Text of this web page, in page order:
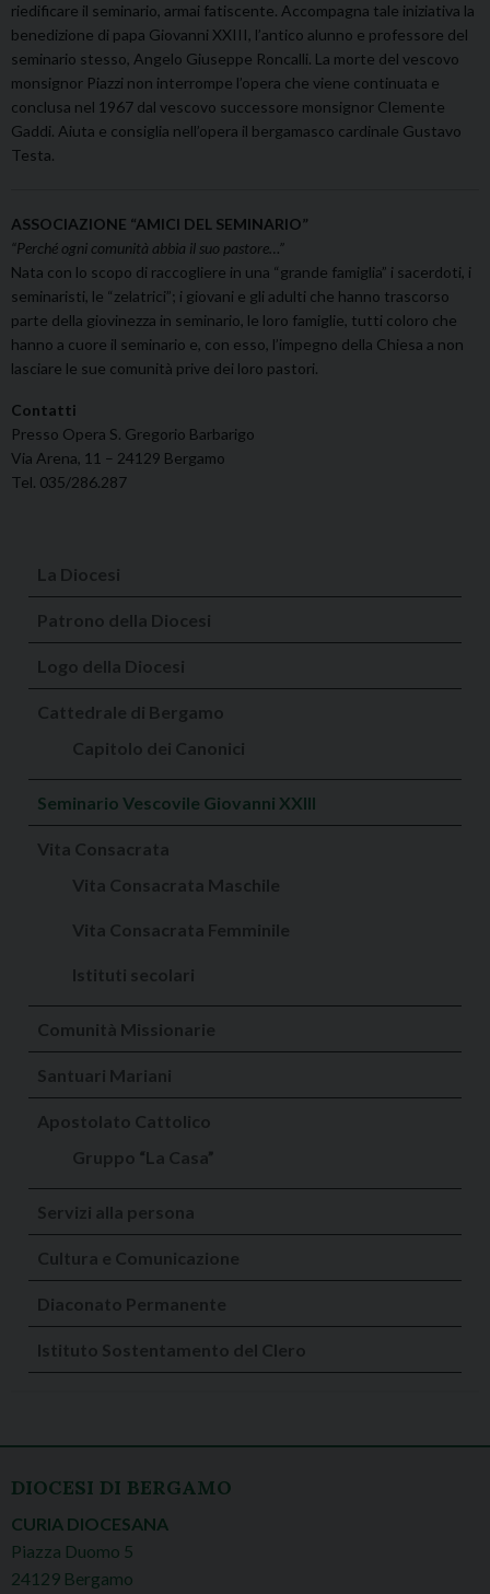
riedificare il seminario, armai fatiscente. Accompagna tale iniziativa la
benedizione di papa Giovanni XXIII, l’antico alunno e professore del
seminario stesso, Angelo Giuseppe Roncalli. La morte del vescovo
monsignor Piazzi non interrompe l’opera che viene continuata e
conclusa nel 1967 dal vescovo successore monsignor Clemente
Gaddi. Aiuta e consiglia nell’opera il bergamasco cardinale Gustavo
Testa.
ASSOCIAZIONE “AMICI DEL SEMINARIO”
“Perché ogni comunità abbia il suo pastore…”
Nata con lo scopo di raccogliere in una “grande famiglia” i sacerdoti, i
seminaristi, le “zelatrici”; i giovani e gli adulti che hanno trascorso
parte della giovinezza in seminario, le loro famiglie, tutti coloro che
hanno a cuore il seminario e, con esso, l’impegno della Chiesa a non
lasciare le sue comunità prive dei loro pastori.
Contatti
Presso Opera S. Gregorio Barbarigo
Via Arena, 11 – 24129 Bergamo
Tel. 035/286.287
La Diocesi
Patrono della Diocesi
Logo della Diocesi
Cattedrale di Bergamo
Capitolo dei Canonici
Seminario Vescovile Giovanni XXIII
Vita Consacrata
Vita Consacrata Maschile
Vita Consacrata Femminile
Istituti secolari
Comunità Missionarie
Santuari Mariani
Apostolato Cattolico
Gruppo “La Casa”
Servizi alla persona
Cultura e Comunicazione
Diaconato Permanente
Istituto Sostentamento del Clero
DIOCESI DI BERGAMO
CURIA DIOCESANA
Piazza Duomo 5
24129 Bergamo